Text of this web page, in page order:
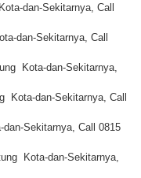
dan-Sekitarnya, Call
dan-Sekitarnya, Call
Kota-dan-Sekitarnya,
Kota-dan-Sekitarnya, Call
Sekitarnya, Call 0815
Kota-dan-Sekitarnya,